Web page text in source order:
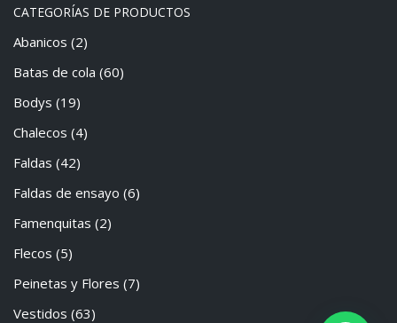
CATEGORÍAS DE PRODUCTOS
Abanicos (2)
Batas de cola (60)
Bodys (19)
Chalecos (4)
Faldas (42)
Faldas de ensayo (6)
Famenquitas (2)
Flecos (5)
Peinetas y Flores (7)
Vestidos (63)